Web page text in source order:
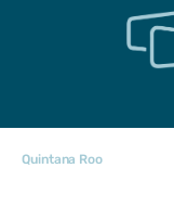
Quintana Roo